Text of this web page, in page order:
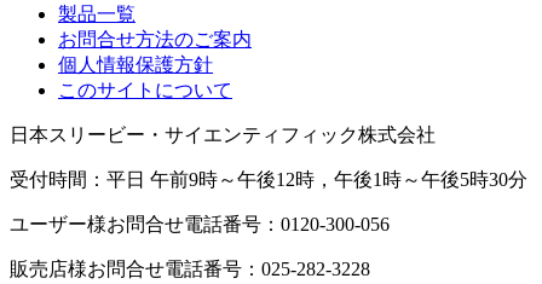
製品一覧
お問合せ方法のご案内
個人情報保護方針
このサイトについて
日本スリービー・サイエンティフィック株式会社
受付時間：平日 午前9時～午後12時，午後1時～午後5時30分
ユーザー様お問合せ電話番号：0120-300-056
販売店様お問合せ電話番号：025-282-3228